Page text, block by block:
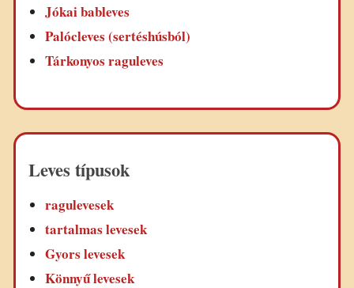
Jókai bableves
Palócleves (sertéshúsból)
Tárkonyos raguleves
Leves típusok
ragulevesek
tartalmas levesek
Gyors levesek
Könnyű levesek